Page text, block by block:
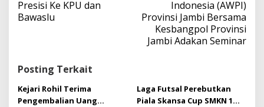
i
g
a
o
Presisi Ke KPU dan
Bawaslu
Indonesia (AWPI)
Provinsi Jambi Bersama
Kesbangpol Provinsi
Jambi Adakan Seminar
Posting Terkait
Kejari Rohil Terima
Pengembalian Uang
Laga Futsal Perebutkan
Piala Skansa Cup SMKN 1